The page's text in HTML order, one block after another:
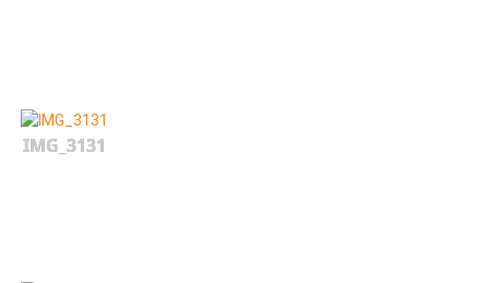
IMG_3131